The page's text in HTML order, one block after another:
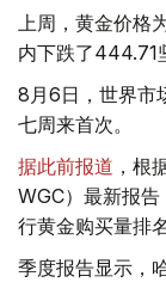
上周，黄金价格
内下跌了444.71
8月6日，世界市
七周来首次。
据此前报道 ，根
WGC）最新报
行黄金购买量排
季度报告显示，